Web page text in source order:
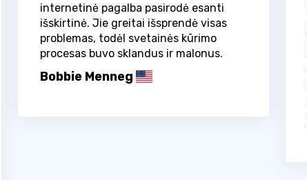
internetinė pagalba pasirodė esanti
išskirtinė. Jie greitai išsprendė visas
problemas, todėl svetainės kūrimo
procesas buvo sklandus ir malonus.
Bobbie Menneg